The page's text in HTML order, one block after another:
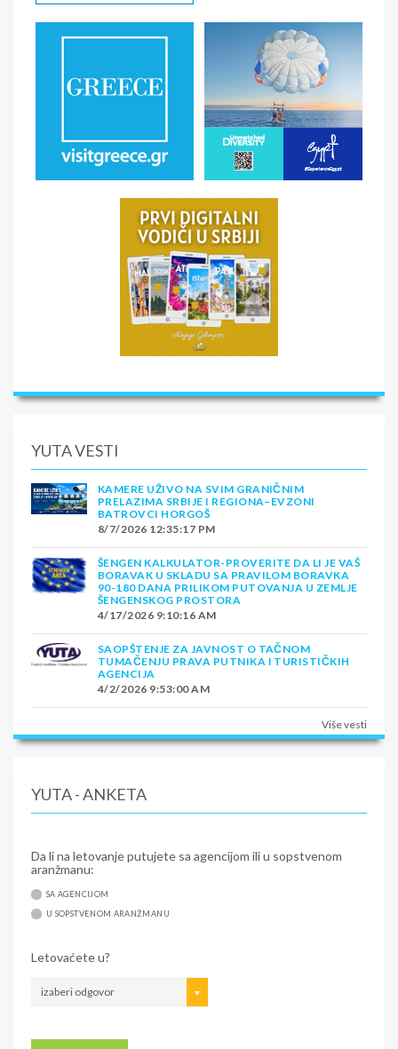
YUTA VESTI
KAMERE UŽIVO NA SVIM GRANIČNIM
PRELAZIMA SRBIJE I REGIONA–EVZONI
BATROVCI HORGOŠ
8/7/2026 12:35:17 PM
ŠENGEN KALKULATOR-PROVERITE DA LI JE VAŠ
BORAVAK U SKLADU SA PRAVILOM BORAVKA
90-180 DANA PRILIKOM PUTOVANJA U ZEMLJE
ŠENGENSKOG PROSTORA
4/17/2026 9:10:16 AM
SAOPŠTENJE ZA JAVNOST O TAČNOM
TUMAČENJU PRAVA PUTNIKA I TURISTIČKIH
AGENCIJA
4/2/2026 9:53:00 AM
Više vesti
YUTA - ANKETA
Da li na letovanje putujete sa agencijom ili u sopstvenom
aranžmanu:
SA AGENCIJOM
U SOPSTVENOM ARANŽMANU
Letovaćete u?
izaberi odgovor